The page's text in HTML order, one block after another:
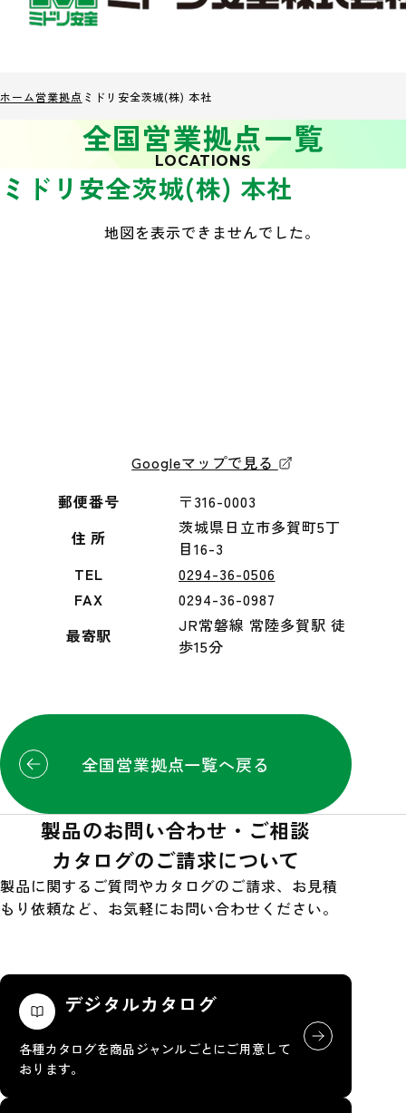
ホーム営業拠点 ミドリ安全茨城(株) 本社
全国営業拠点一覧
LOCATIONS
ミドリ安全茨城(株) 本社
地図を表示できませんでした。
Googleマップで見る
郵便番号
〒316-0003
住 所
茨城県日立市多賀町5丁
目16-3
TEL
0294-36-0506
FAX
0294-36-0987
最寄駅
JR常磐線 常陸多賀駅 徒
歩15分
全国営業拠点一覧へ戻る
製品のお問い合わせ・ご相談
カタログのご請求について
製品に関するご質問やカタログのご請求、お見積
もり依頼など、お気軽にお問い合わせください。
デジタルカタログ
各種カタログを商品ジャンルごとにご用意して
おります。